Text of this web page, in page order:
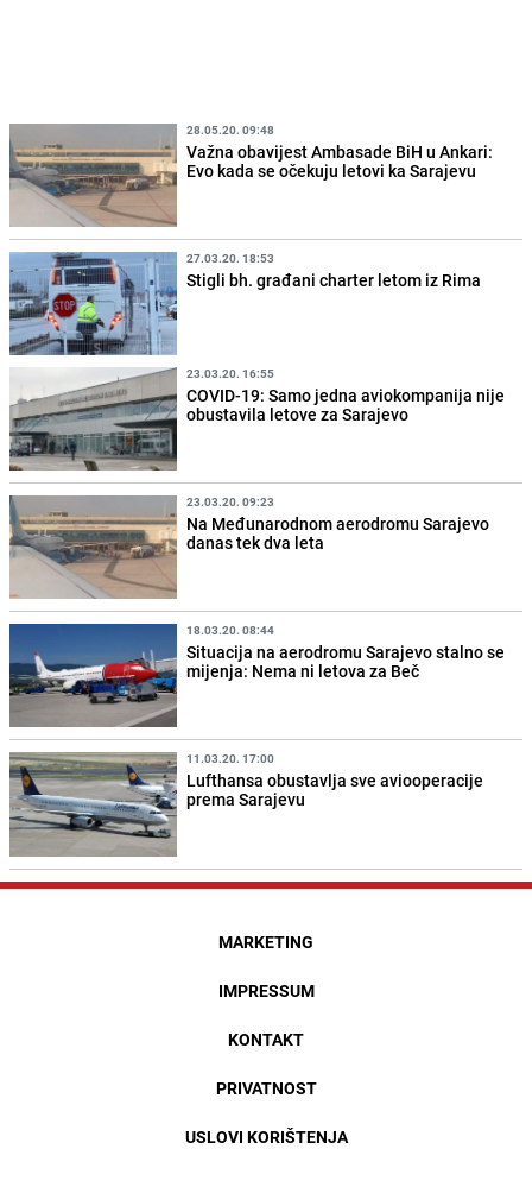
28.05.20. 09:48
Važna obavijest Ambasade BiH u Ankari:
Evo kada se očekuju letovi ka Sarajevu
27.03.20. 18:53
Stigli bh. građani charter letom iz Rima
23.03.20. 16:55
COVID-19: Samo jedna aviokompanija nije
obustavila letove za Sarajevo
23.03.20. 09:23
Na Međunarodnom aerodromu Sarajevo
danas tek dva leta
18.03.20. 08:44
Situacija na aerodromu Sarajevo stalno se
mijenja: Nema ni letova za Beč
11.03.20. 17:00
Lufthansa obustavlja sve aviooperacije
prema Sarajevu
MARKETING
IMPRESSUM
KONTAKT
PRIVATNOST
USLOVI KORIŠTENJA